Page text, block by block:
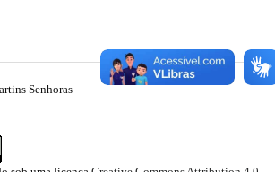
Senhoras